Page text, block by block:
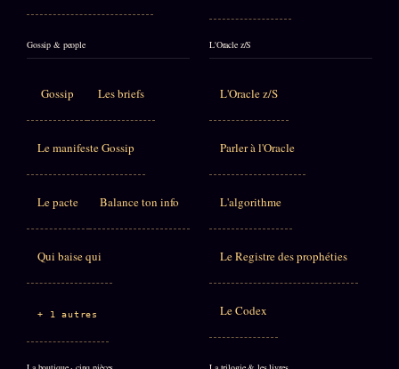
Gossip & people
Gossip Les briefs
Le manifeste Gossip
Le pacte Balance ton info
Qui baise qui
+ 1 autres
L'Oracle z/S
L'Oracle z/S
Parler à l'Oracle
L'algorithme
Le Registre des prophéties
Le Codex